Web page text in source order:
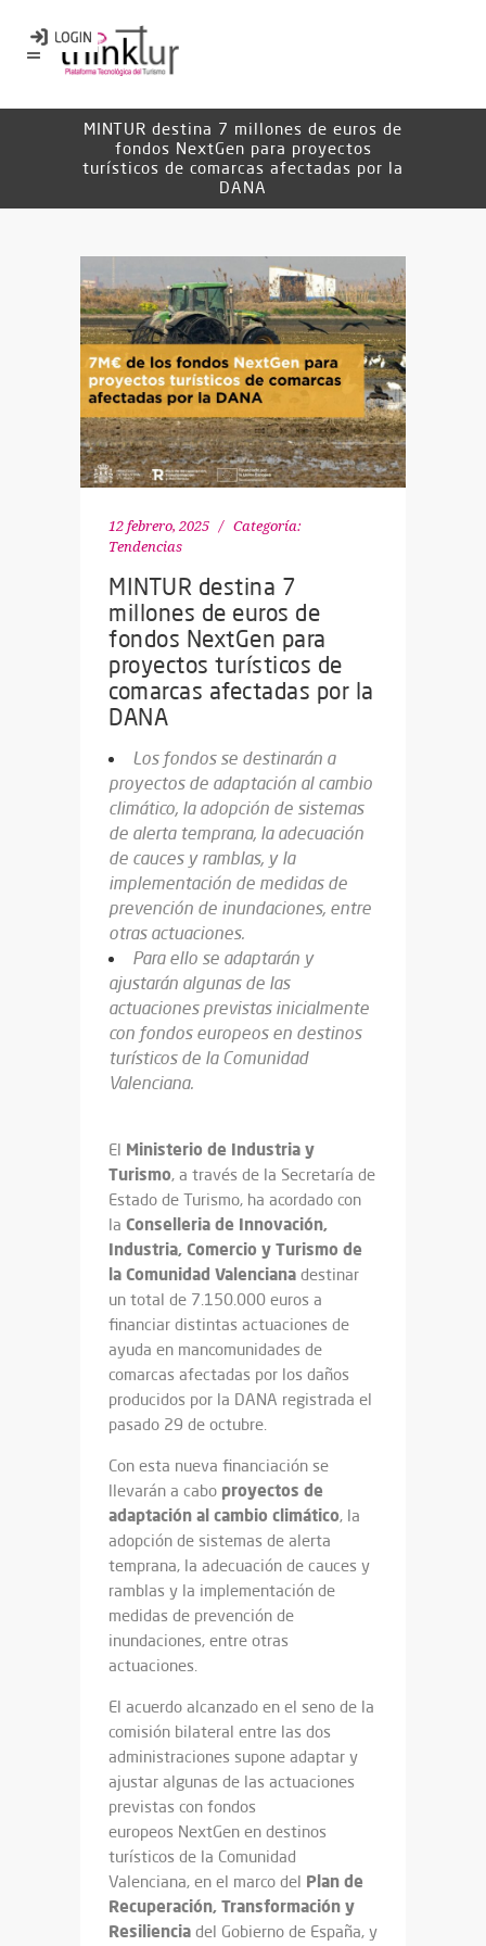
MINTUR destina 7 millones de euros de
fondos NextGen para proyectos
turísticos de comarcas afectadas por la
DANA
12 febrero, 2025
Categoría:
Tendencias
MINTUR destina 7
millones de euros de
fondos NextGen para
proyectos turísticos de
comarcas afectadas por la
DANA
Los fondos se destinarán a
proyectos de adaptación al cambio
climático, la adopción de sistemas
de alerta temprana, la adecuación
de cauces y ramblas, y la
implementación de medidas de
prevención de inundaciones, entre
otras actuaciones.
Para ello se adaptarán y
ajustarán algunas de las
actuaciones previstas inicialmente
con fondos europeos en destinos
turísticos de la Comunidad
Valenciana.
El Ministerio de Industria y
Turismo, a través de la Secretaría de
Estado de Turismo, ha acordado con
la Conselleria de Innovación,
Industria, Comercio y Turismo de
la Comunidad Valenciana destinar
un total de 7.150.000 euros a
financiar distintas actuaciones de
ayuda en mancomunidades de
comarcas afectadas por los daños
producidos por la DANA registrada el
pasado 29 de octubre.
Con esta nueva financiación se
llevarán a cabo proyectos de
adaptación al cambio climático, la
adopción de sistemas de alerta
temprana, la adecuación de cauces y
ramblas y la implementación de
medidas de prevención de
inundaciones, entre otras
actuaciones.
El acuerdo alcanzado en el seno de la
comisión bilateral entre las dos
administraciones supone adaptar y
ajustar algunas de las actuaciones
previstas con fondos
europeos NextGen en destinos
turísticos de la Comunidad
Valenciana, en el marco del Plan de
Recuperación, Transformación y
Resiliencia del Gobierno de España, y